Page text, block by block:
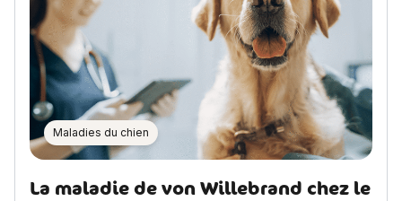
Maladies du chien
La maladie de von Willebrand chez le